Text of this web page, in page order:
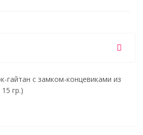
гайтан с замком-концевиками из
гр.)